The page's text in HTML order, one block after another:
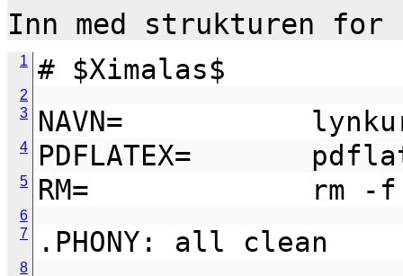
1 # $Ximalas$
2
3
NAVN=
4 PDFLATEX=
5 RM=             rm -f
6
7
.PHONY: all clean
8